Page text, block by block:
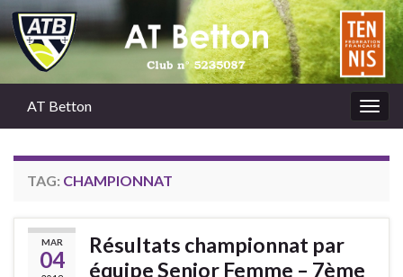
AT Betton
TAG: CHAMPIONNAT
MAR
04
Résultats championnat par
équipe Senior Femme – 7ème